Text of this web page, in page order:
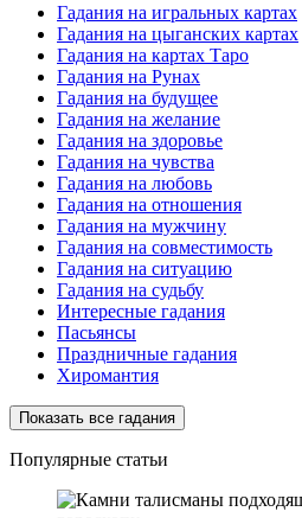
Гадания на игральных картах
Гадания на цыганских картах
Гадания на картах Таро
Гадания на Рунах
Гадания на будущее
Гадания на желание
Гадания на здоровье
Гадания на чувства
Гадания на любовь
Гадания на отношения
Гадания на мужчину
Гадания на совместимость
Гадания на ситуацию
Гадания на судьбу
Интересные гадания
Пасьянсы
Праздничные гадания
Хиромантия
Показать все гадания
Популярные статьи